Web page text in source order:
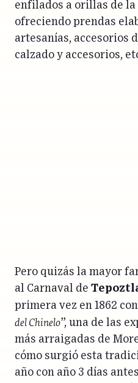
enfilados a orillas de
ofreciendo prendas
artesanías, accesorios
calzado y accesorios,
Pero quizás la mayor
al Carnaval de
primera vez en 1862
del Chinelo”, una de las
más arraigadas de
cómo surgió esta
año con año 3 días